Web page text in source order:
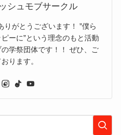
シュモブサークル
りがとうございます！ ”僕ら
ーに”という理念のもと活動
学祭団体です！！ ぜひ、ご
ります。